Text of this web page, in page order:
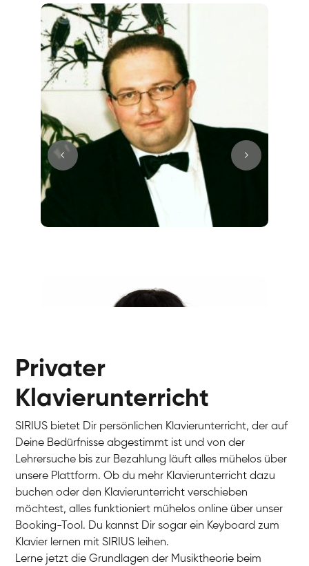
Charlotte
Klavier / Piano / Flügel
Privater
Klavierunterricht
SIRIUS bietet Dir persönlichen Klavierunterricht, der auf
Deine Bedürfnisse abgestimmt ist und von der
Lehrersuche bis zur Bezahlung läuft alles mühelos über
unsere Plattform. Ob du mehr Klavierunterricht dazu
buchen oder den Klavierunterricht verschieben
möchtest, alles funktioniert mühelos online über unser
Booking-Tool. Du kannst Dir sogar ein Keyboard zum
Klavier lernen mit SIRIUS leihen.
Lerne jetzt die Grundlagen der Musiktheorie beim